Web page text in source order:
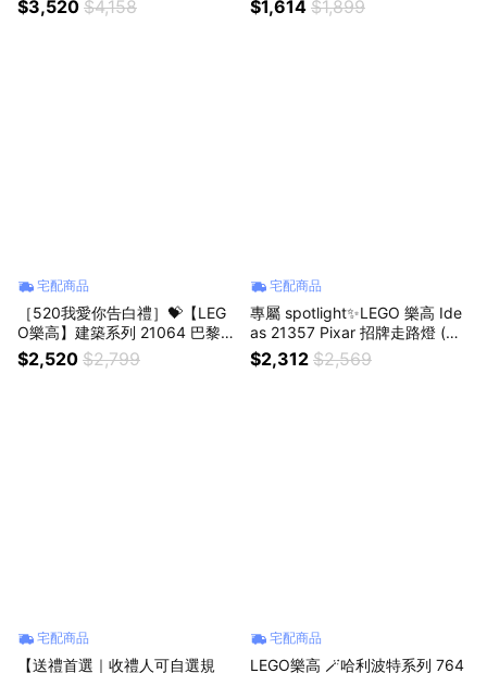
束。贈心型禮盒(居家擺飾 禮物)
$3,520 $4,158 $1,614 $1,899
宅配商品
［520我愛你告白禮］💝【LEG
O樂高】建築系列 21064 巴黎－
愛之城(法國景色 居家擺設)
$2,520 $2,799
宅配商品
專屬 spotlight✨LEGO 樂高 Ide
as 21357 Pixar 招牌走路燈 (居
家擺設 禮物 DIY積木 生日禮物 )
$2,312 $2,569
宅配商品
【送禮首選｜收禮人可自選規
宅配商品
LEGO樂高 🪄哈利波特系列 764